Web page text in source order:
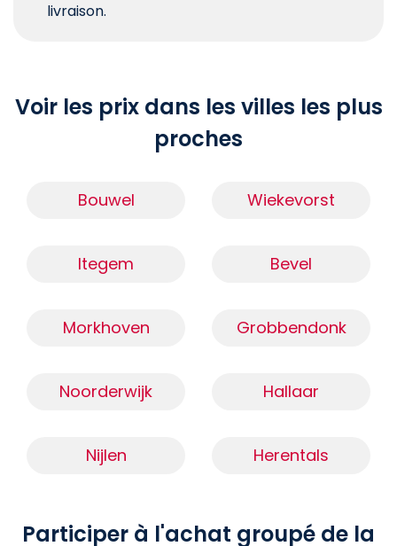
livraison.
Voir les prix dans les villes les plus
proches
Bouwel Wiekevorst
Itegem Bevel
Morkhoven Grobbendonk
Noorderwijk Hallaar
Nijlen Herentals
Participer à l'achat groupé de la